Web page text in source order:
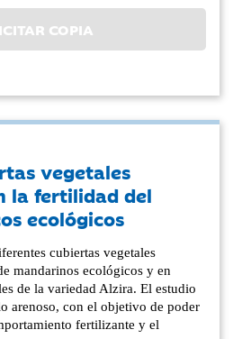
COPIA
vegetales
la fertilidad del
ecológicos
cubiertas vegetales
mandarinos ecológicos y en
de la variedad Alzira. El estudio
arenoso, con el objetivo de poder
fertilizante y el